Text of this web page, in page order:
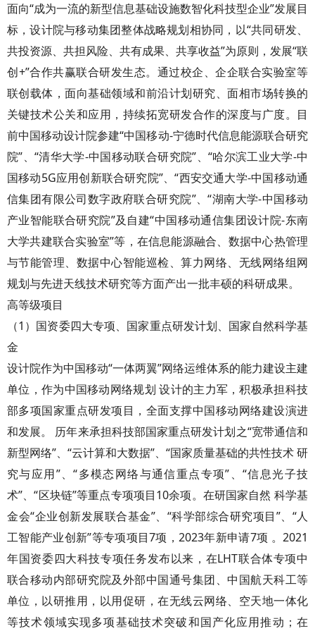
面向“成为一流的新型信息基础设施数智化科技型企业”发展目
标，设计院与移动集团整体战略规划相协同，以“共同研发、
共投资源、共担风险、共有成果、共享收益”为原则，发展“联
创+”合作共赢联合研发生态。通过校企、企企联合实验室等
联创载体，面向基础领域和前沿计划研究、面相市场转换的
关键技术公关和应用，持续拓宽研发合作的深度与广度。目
前中国移动设计院参建“中国移动-宁德时代信息能源联合研究
院”、“清华大学-中国移动联合研究院”、“哈尔滨工业大学-中
国移动5G应用创新联合研究院”、“西安交通大学-中国移动通
信集团有限公司数字政府联合研究院”、“湖南大学-中国移动
产业智能联合研究院”及自建“中国移动通信集团设计院-东南
大学共建联合实验室”等，在信息能源融合、数据中心热管理
与节能管理、数据中心智能巡检、算力网络、无线网络组网
规划与先进天线技术研究等方面产出一批丰硕的科研成果。
高等级项目
（1）国资委四大专项、国家重点研发计划、国家自然科学基
金
设计院作为中国移动“一体两翼”网络运维体系的能力建设主建
单位，作为中国移动网络规划 设计的主力军，积极承担科技
部多项国家重点研发项目，全面支撑中国移动网络建设演进
和发展。 历年来承担科技部国家重点研发计划之“宽带通信和
新型网络”、“云计算和大数据”、“国家质量基础的共性技术 研
究与应用”、“多模态网络与通信重点专项”、“信息光子技
术”、“区块链”等重点专项项目10余项。在研国家自然 科学基
金会“企业创新发展联合基金”、“科学部综合研究项目”、“人
工智能产业创新”等专项项目7项，2023年新申请7项 。2021
年国资委四大科技专项任务发布以来，在LHT联合体专项中
联合移动内部研究院及外部中国通号集团、中国航天科工等
单位，以研推用，以用促研，在无线云网络、空天地一体化
等技术领域实现多项基础技术突破和国产化应用推动；在